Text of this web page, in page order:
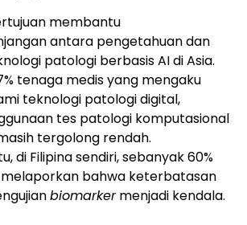
membantu
antara pengetahuan dan
patologi berbasis AI di Asia.
tenaga medis yang mengaku
teknologi patologi digital,
tes patologi komputasional
tergolong rendah.
di Filipina sendiri, sebanyak 60%
bahwa keterbatasan
biomarkermenjadi kendala.